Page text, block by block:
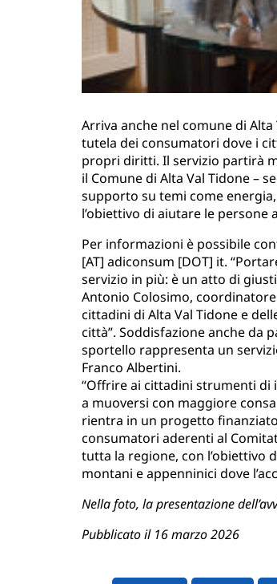
Arriva anche nel comune di
tutela dei consumatori dove i
propri diritti. Il servizio partirà
il Comune di Alta Val Tidone –
supporto su temi come
l’obiettivo di aiutare le
Per informazioni è possibile
[AT] adiconsum [DOT] it.
servizio in più: è un atto di
Antonio Colosimo,
cittadini di Alta Val Tidone e
città”. Soddisfazione anche da
sportello rappresenta un
Franco Albertini.
“Offrire ai cittadini strumenti
a muoversi con maggiore
rientra in un progetto
consumatori aderenti al
tutta la regione, con l’obiettivo
montani e appenninici dove
Nella foto, la presentazione
Pubblicato il 16 marzo 2026